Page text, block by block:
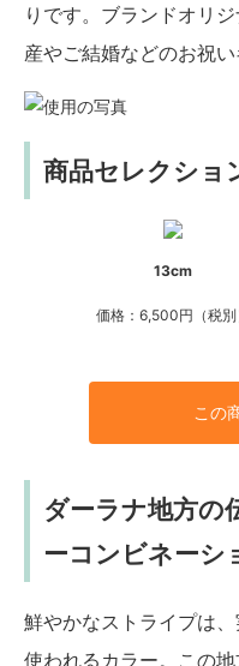
りです。ブランドオリ
産やご結婚などのお祝
商品セレクショ
13cm
価格：6,500円（税別
この
ダーラナ地方の
ーコンビネーシ
鮮やかなストライプは
使われるカラー。この